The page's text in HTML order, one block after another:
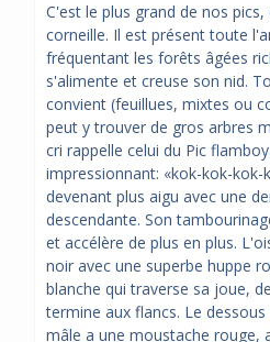
C'est le plus grand de nos
corneille. Il est présent toute
fréquentant les forêts âgées
s'alimente et creuse son nid.
convient (feuillues, mixtes ou
peut y trouver de gros arbres
cri rappelle celui du Pic
impressionnant: «kok-kok-
devenant plus aigu avec une
descendante. Son
et accélère de plus en plus.
noir avec une superbe huppe
blanche qui traverse sa joue,
termine aux flancs. Le
mâle a une moustache rouge,